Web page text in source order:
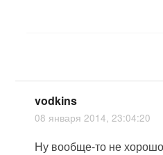
vodkins
08 января 2014, 23:04:20
Ну вообще-то не